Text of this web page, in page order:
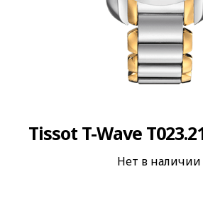
Tissot T-Wave
Нет в наличии